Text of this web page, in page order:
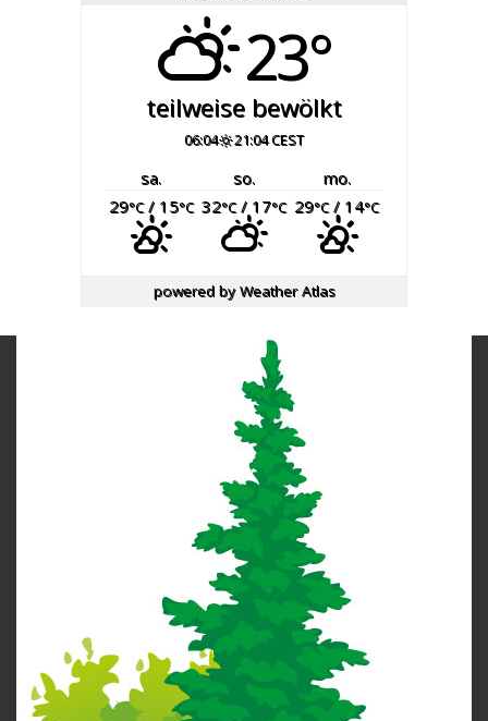
23°
teilweise bewölkt
06:04 21:04 CEST
sa. so.
mo.
29°C/ 15°C 32°C/ 17°C 29°C/ 14°C
powered byWeather Atlas